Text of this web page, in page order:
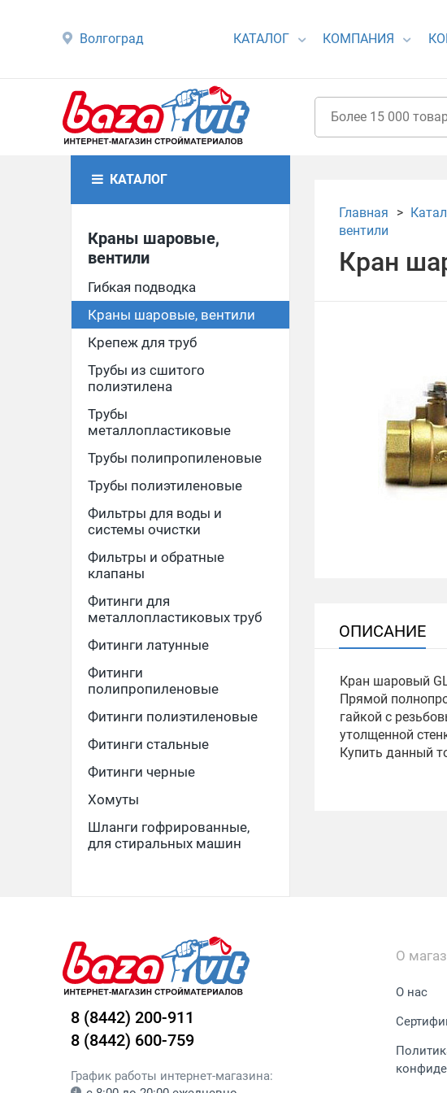
Волгоград КАТАЛОГ КОМПАНИЯ
КАТАЛОГ
Краны шаровые,
вентили
Гибкая подводка
Краны шаровые, вентили
Крепеж для труб
Трубы из сшитого
полиэтилена
Трубы
металлопластиковые
Трубы полипропиленовые
Трубы полиэтиленовые
Фильтры для воды и
системы очистки
Фильтры и обратные
клапаны
Фитинги для
металлопластиковых труб
Фитинги латунные
Фитинги
полипропиленовые
Фитинги полиэтиленовые
Фитинги стальные
Фитинги черные
Хомуты
Шланги гофрированные,
для стиральных машин
Главная
вентили
Кран
ОПИСАНИЕ
Кран шаровый
Прямой
гайкой с
утолщенной
Купить данный
8 (8442) 200-911
8 (8442) 600-759
График работы интернет-магазина:
О
О нас